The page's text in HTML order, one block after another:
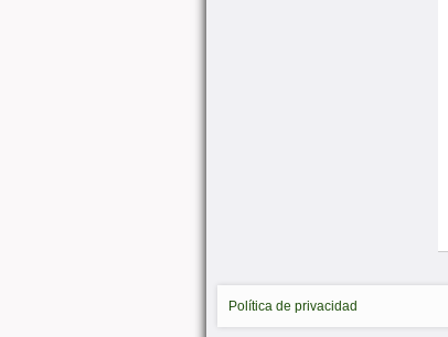
Política de privacidad